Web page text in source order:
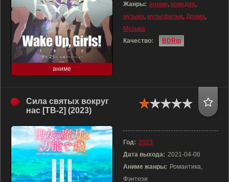
аниме
Жанры: аниме, комедия,
музыка, мультфильм, Драма,
Музыка
Качество:
BDRip
Сила святых вокруг
нас [ТВ-2] (2023)
Год: 2023
Дата выхода: 2021-04-06
Аниме жанры: Романтика,
Фэнтези